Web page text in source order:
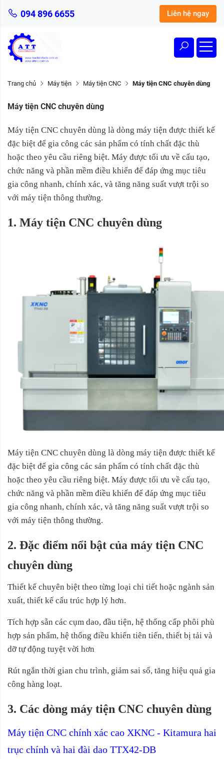
094 896 6655 Liên hệ ngay
Trang chủ Máy tiện Máy tiện CNC Máy tiện CNC chuyên dùng
Máy tiện CNC chuyên dùng
Máy tiện CNC chuyên dùng là dòng máy tiện được thiết kế
đặc biệt để gia công các sản phẩm có tính chất đặc thù
hoặc theo yêu cầu riêng biệt. Máy được tối ưu về cấu tạo,
chức năng và phần mềm điều khiển để đáp ứng mục tiêu
gia công nhanh, chính xác, và tăng năng suất vượt trội so
với máy tiện thông thường.
1. Máy tiện CNC chuyên dùng
Máy tiện CNC chuyên dùng là dòng máy tiện được thiết kế
đặc biệt để gia công các sản phẩm có tính chất đặc thù
hoặc theo yêu cầu riêng biệt. Máy được tối ưu về cấu tạo,
chức năng và phần mềm điều khiển để đáp ứng mục tiêu
gia công nhanh, chính xác, và tăng năng suất vượt trội so
với máy tiện thông thường.
2. Đặc điểm nổi bật của máy tiện CNC
chuyên dùng
Thiết kế chuyên biệt theo từng loại chi tiết hoặc ngành sản
xuất, thiết kế cấu trúc hợp lý hơn.
Tích hợp sẵn các cụm dao, đầu tiện, hệ thống cấp phôi phù
hợp sản phẩm, hệ thống điều khiển tiên tiến, thiết bị tải và
dỡ tự động tuyệt vời hơn
Rút ngắn thời gian chu trình, giảm sai số, tăng hiệu quả gia
công hàng loạt.
3. Các dòng máy tiện CNC chuyên dùng
Máy tiện CNC chính xác cao XKNC - Kitamura hai
trục chính và hai đài dao TTX42-DB